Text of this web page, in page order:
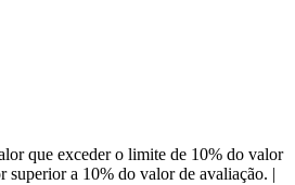
que exceder o limite de 10% do valor
a 10% do valor de avaliação. |